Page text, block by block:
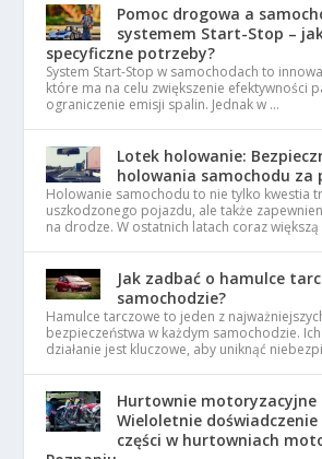
Pomoc drogowa a
systemem Start-Stop –
specyficzne potrzeby?
System Start-Stop w samochodach to
które ma na celu zwiększenie efektywności
ograniczenie emisji spalin. Jednak w …
Lotek holowanie:
holowania samochodu za
Holowanie samochodu to nie tylko kwestia
uszkodzonego pojazdu, ale także
na drodze. W ostatnich latach coraz
Jak zadbać o hamulce
samochodzie?
Hamulce tarczowe to jeden z
bezpieczeństwa w każdym samochodzie.
działanie jest kluczowe, aby uniknąć
Hurtownie motoryzacyjne
Wieloletnie
części w hurtowniach